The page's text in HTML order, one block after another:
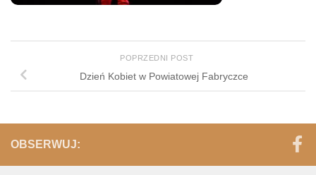
POPRZEDNI POST
Dzień Kobiet w Powiatowej Fabryczce
OBSERWUJ: